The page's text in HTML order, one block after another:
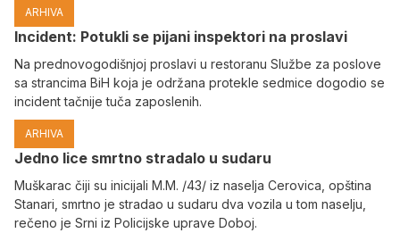
ARHIVA
Incident: Potukli se pijani inspektori na proslavi
Na prednovogodišnjoj proslavi u restoranu Službe za poslove
sa strancima BiH koja je održana protekle sedmice dogodio se
incident tačnije tuča zaposlenih.
ARHIVA
Јedno lice smrtno stradalo u sudaru
Muškarac čiji su inicijali M.M. /43/ iz naselja Cerovica, opština
Stanari, smrtno je stradao u sudaru dva vozila u tom naselju,
rečeno je Srni iz Policijske uprave Doboj.